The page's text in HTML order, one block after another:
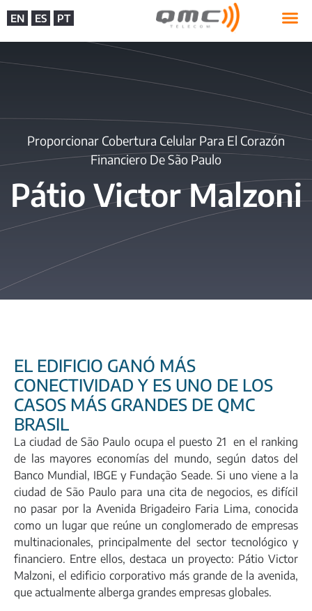
EN ES PT
Proporcionar Cobertura Celular Para El Corazón
Financiero De São Paulo
Pátio Victor Malzoni
EL EDIFICIO GANÓ MÁS
CONECTIVIDAD Y ES UNO DE LOS
CASOS MÁS GRANDES DE QMC
BRASIL
La ciudad de São Paulo ocupa el puesto 21 en el ranking
de las mayores economías del mundo, según datos del
Banco Mundial, IBGE y Fundação Seade. Si uno viene a la
ciudad de São Paulo para una cita de negocios, es difícil
no pasar por la Avenida Brigadeiro Faria Lima, conocida
como un lugar que reúne un conglomerado de empresas
multinacionales, principalmente del sector tecnológico y
financiero. Entre ellos, destaca un proyecto: Pátio Victor
Malzoni, el edificio corporativo más grande de la avenida,
que actualmente alberga grandes empresas globales.